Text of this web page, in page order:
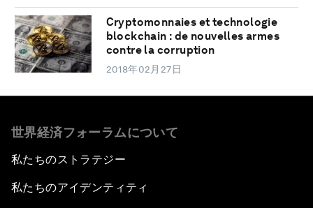
Cryptomonnaies et technologie
blockchain : de nouvelles armes
contre la corruption
2018年02月27日
世界経済フォーラムについて
私たちのストラテジー
私たちのアイデンティティ